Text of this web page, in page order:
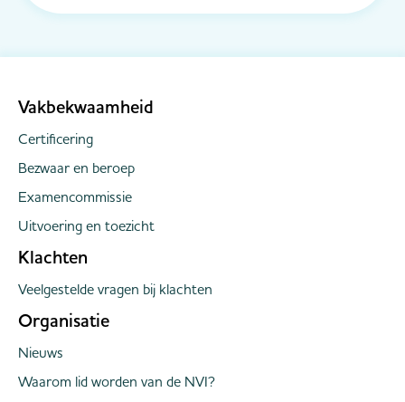
Vakbekwaamheid
Certificering
Bezwaar en beroep
Examencommissie
Uitvoering en toezicht
Klachten
Veelgestelde vragen bij klachten
Organisatie
Nieuws
Waarom lid worden van de NVI?